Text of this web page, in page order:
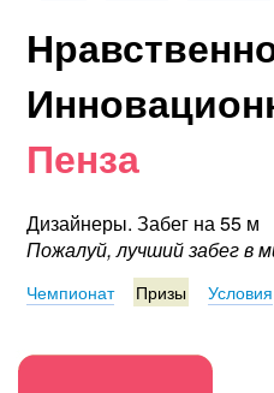
Пенза
Дизайнеры. Забег на 55 м
Пожалуй, лучший забег в
Чемпионат Призы Условия